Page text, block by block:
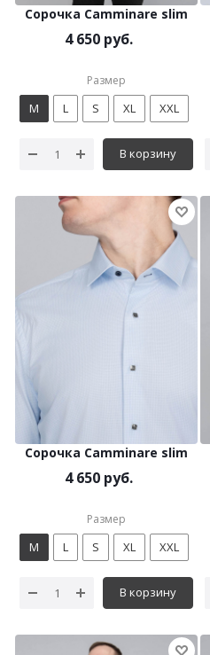
Сорочка Camminare slim
4 650 руб.
Размер
M L S XL XXL
В корзину
Сорочка Camminare slim
4 650 руб.
Размер
M L S XL XXL
В корзину